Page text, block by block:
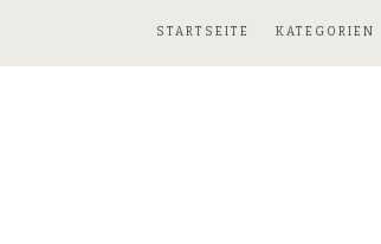
STARTSEITE KATEGORIEN